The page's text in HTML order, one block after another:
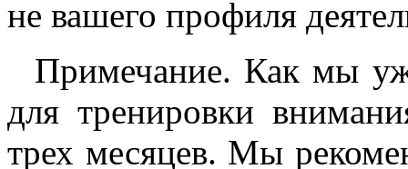
не вашего профиля
Примечание. Как мы
для тренировки
трех месяцев. Мы